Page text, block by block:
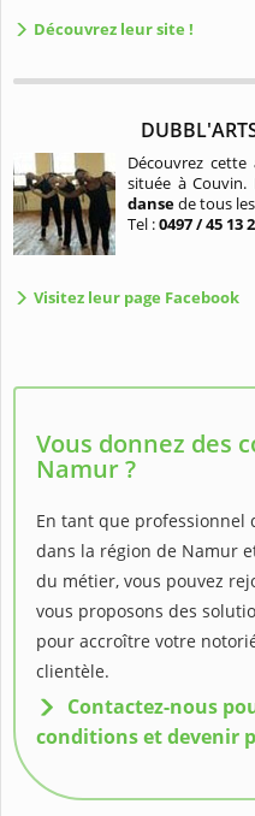
Découvrez leur site !
Découvrez cette
située à Couvin.
dansede tous
Tel :0497 / 45 13
Visitez leur page Facebook
Vous donnez des
Namur ?
En tant que professionnel
dans la région de Namur
du métier, vous pouvez
vous proposons des
pour accroître votre
clientèle.
Contactez-nous
conditions et devenir